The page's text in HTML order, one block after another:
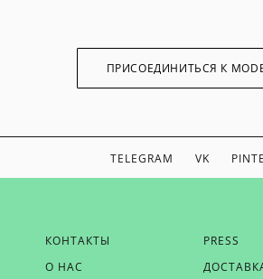
ПРИСОЕДИНИТЬСЯ К
TELEGRAM VK
КОНТАКТЫ
PRESS
О НАС
ЕСЛИ ВЫ ХОТИТЕ БЫТЬ В